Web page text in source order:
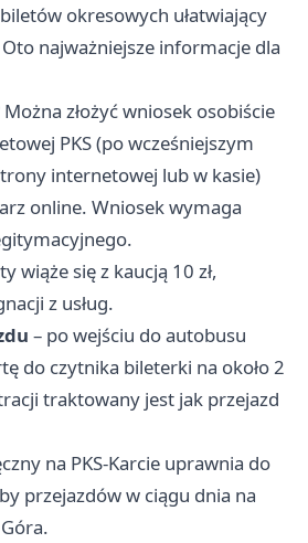
okresowych ułatwiający
najważniejsze informacje dla
Można złożyć wniosek osobiście
PKS (po wcześniejszym
internetowej lub w kasie)
online. Wniosek wymaga
wiąże się z kaucją 10 zł,
z usług.
– po wejściu do autobusu
do czytnika bileterki na około 2
traktowany jest jak przejazd
na PKS-Karcie uprawnia do
przejazdów w ciągu dnia na